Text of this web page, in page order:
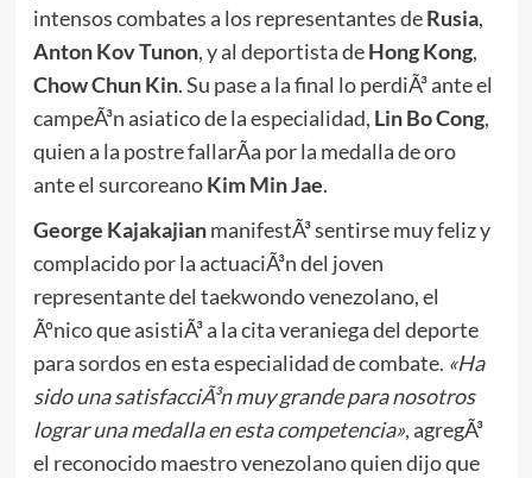
intensos combates a los representantes deRusia,
Anton Kov Tunon, y al deportista deHong Kong,
Chow Chun Kin. Su pase a la final lo perdiÃ³ ante el
campeÃ³n asiatico de la especialidad, Lin Bo Cong,
quien a la postre fallarÃ­a por la medalla de oro
ante el surcoreanoKim Min Jae.
George KajakajianmanifestÃ³ sentirse muy feliz y
complacido por la actuaciÃ³n del joven
representante del taekwondo venezolano, el
Ãºnico que asistiÃ³ a la cita veraniega del deporte
para sordos en esta especialidad de combate. «Ha
sido una satisfacciÃ³n muy grande para nosotros
lograr una medalla en esta competencia», agregÃ³
el reconocido maestro venezolano quien dijo que